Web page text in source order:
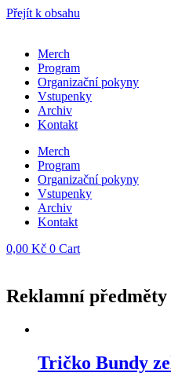
Přejít k obsahu
Merch
Program
Organizační pokyny
Vstupenky
Archiv
Kontakt
Merch
Program
Organizační pokyny
Vstupenky
Archiv
Kontakt
0,00 Kč 0 Cart
Reklamní předměty
Tričko Bundy